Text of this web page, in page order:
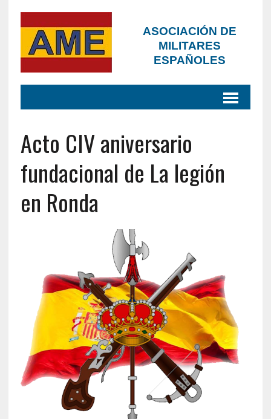
ASOCIACIÓN DE
MILITARES
ESPAÑOLES
Acto CIV aniversario
fundacional de La legión
en Ronda